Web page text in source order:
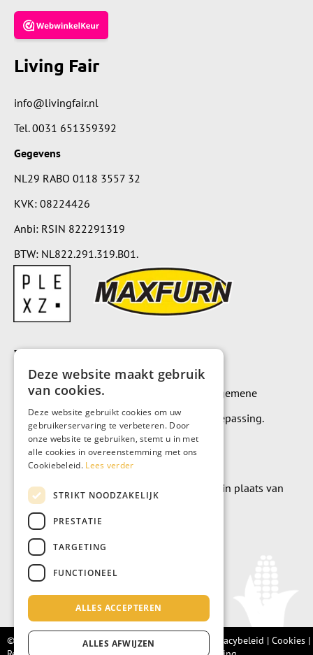
Living Fair
info@livingfair.nl
Tel.0031 651359392
Gegevens
NL29 RABO 0118 3557 32
KVK: 08224426
Anbi: RSIN 822291319
BTW: NL822.291.319.B01.
Voorwaarden
Op alle leveringen en diensten zijn onze algemene
leverings- en betalingsvoorwaarden van toepassing.
Algemene voorwaarden
Wilt u geld doneren? Dat kan uiteraard ook in plaats van
meubels te kopen.
Doneer
© Living Fair 2022 – Algemene voorwaarden Privacybeleid | Cookies |
Deze website maakt gebruik
van cookies.
Deze website gebruikt cookies om uw
gebruikerservaring te verbeteren. Door
onze website te gebruiken, stemt u in met
alle cookies in overeenstemming met ons
Cookiebeleid. Lees verder
STRIKT NOODZAKELIJK
PRESTATIE
TARGETING
FUNCTIONEEL
ALLES ACCEPTEREN
ALLES AFWIJZEN